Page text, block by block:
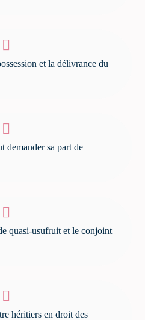
et la délivrance du
demander sa part de
quasi-usufruit et le conjoint
héritiers en droit des